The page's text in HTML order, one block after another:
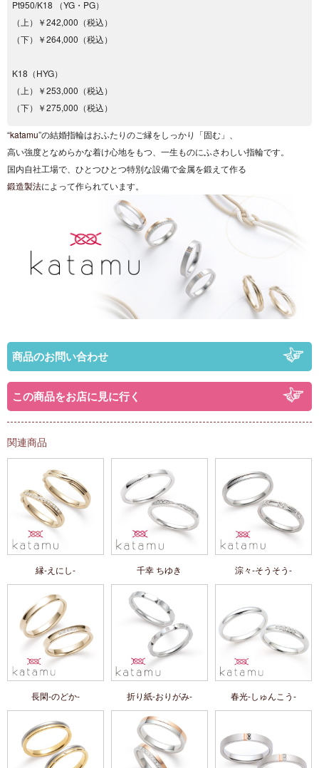
Pt950/K18 （YG・PG）
（上）￥242,000（税込）
（下）￥264,000（税込）
K18（HYG）
（上）￥253,000（税込）
（下）￥275,000（税込）
“katamu”の結婚指輪はおふたりのご縁をしっかり「固む」、
高い強度となめらかな着け心地をもつ、一生ものにふさわしい指輪です。
国内自社工場で、ひとつひとつ特別な設備で金属を鍛えて作る
鍛造製法によって作られています。
商品のお問い合わせ
この商品をお店に見に行く
関連商品
縁-えにし- 千幸 ちゆき 淙々-そうそう-
長閑-のどか- 折り紙-おりがみ- 春光-しゅんこう-